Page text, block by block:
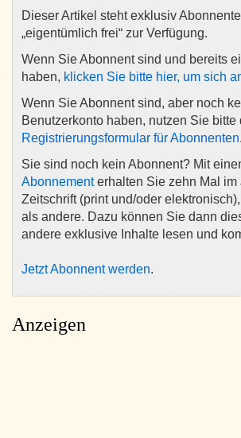
Dieser Artikel steht exklusiv
„eigentümlich frei“ zur Verfügung.
Wenn Sie Abonnent sind und bereits
haben, klicken Sie bitte hier, um sich
Wenn Sie Abonnent sind, aber noch
Benutzerkonto haben, nutzen Sie bitte
Registrierungsformular für Abonnenten.
Sie sind noch kein Abonnent? Mit
Abonnementerhalten Sie zehn Mal im
Zeitschrift (print und/oder
als andere. Dazu können Sie dann
andere exklusive Inhalte lesen und
Jetzt Abonnent werden.
Anzeigen